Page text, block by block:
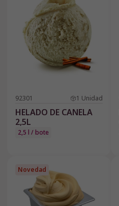
92301 1 Unidad
HELADO DE CANELA
2,5L
2,5 l / bote
Novedad